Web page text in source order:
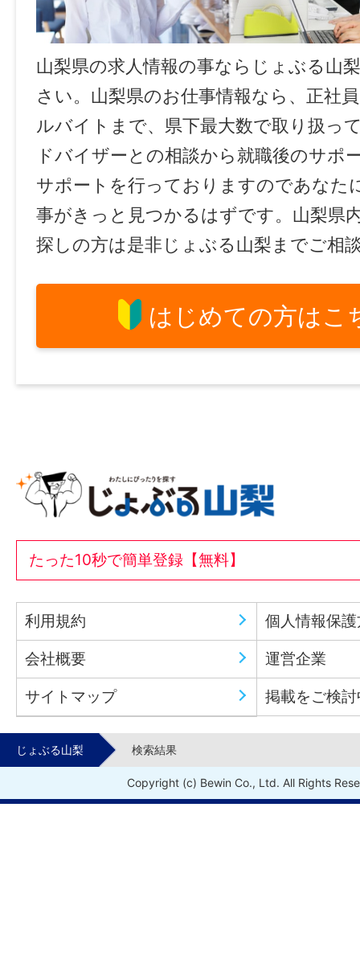
山梨県の求人情報の事ならじょぶる山
さい。山梨県のお仕事情報なら、正社
ルバイトまで、県下最大数で取り扱っ
ドバイザーとの相談から就職後のサポ
サポートを行っておりますのであなた
事がきっと見つかるはずです。山梨県
探しの方は是非じょぶる山梨までご相
はじめての方はこ
たった10秒で簡単登録【無料】
利用規約 個人情報保
会社概要 運営企業
サイトマップ 掲載をご検
じょぶる山梨 検索結果
Copyright (c) Bewin Co., Ltd. All Rights